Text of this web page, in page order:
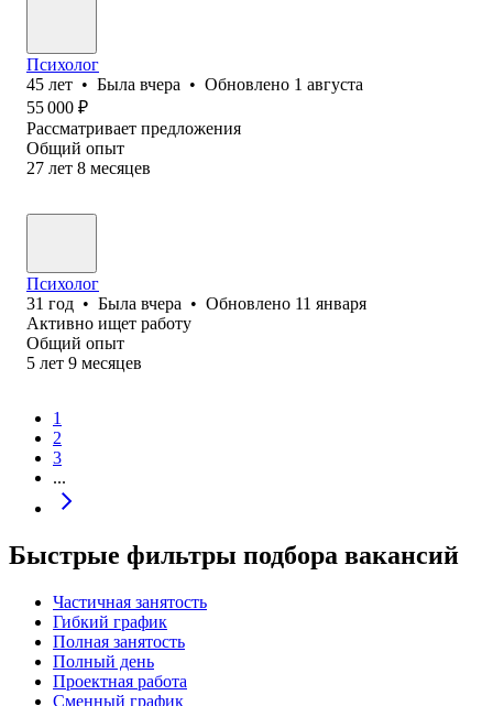
Психолог
45 лет • Была вчера • Обновлено 1 августа
55 000 ₽
Рассматривает предложения
Общий опыт
27 лет 8 месяцев
Психолог
31 год • Была вчера • Обновлено 11 января
Активно ищет работу
Общий опыт
5 лет 9 месяцев
1
2
3
...
Быстрые фильтры подбора вакансий
Частичная занятость
Гибкий график
Полная занятость
Полный день
Проектная работа
Сменный график